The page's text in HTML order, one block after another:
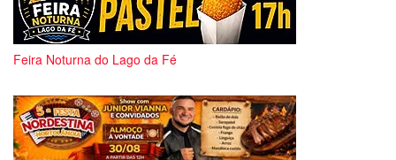
Feira Noturna do Lago da Fé